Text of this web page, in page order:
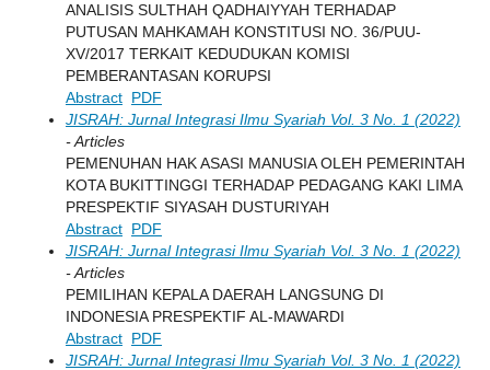
ANALISIS SULTHAH QADHAIYYAH TERHADAP
PUTUSAN MAHKAMAH KONSTITUSI NO. 36/PUU-
XV/2017 TERKAIT KEDUDUKAN KOMISI
PEMBERANTASAN KORUPSI
Abstract PDF
JISRAH: Jurnal Integrasi Ilmu Syariah Vol. 3 No. 1 (2022)
- Articles
PEMENUHAN HAK ASASI MANUSIA OLEH PEMERINTAH
KOTA BUKITTINGGI TERHADAP PEDAGANG KAKI LIMA
PRESPEKTIF SIYASAH DUSTURIYAH
Abstract PDF
JISRAH: Jurnal Integrasi Ilmu Syariah Vol. 3 No. 1 (2022)
- Articles
PEMILIHAN KEPALA DAERAH LANGSUNG DI
INDONESIA PRESPEKTIF AL-MAWARDI
Abstract PDF
JISRAH: Jurnal Integrasi Ilmu Syariah Vol. 3 No. 1 (2022)